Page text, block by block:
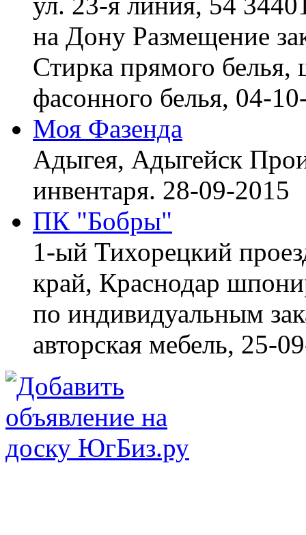
на Дону Размещение
Стирка прямого
фасонного белья, 04-
Моя Фазенда
Адыгея, Адыгейск
инвентаря. 28-09-2015
ПК "Бобры"
1-ый Тихорецкий
край, Краснодар
по индивидуальным
авторская мебель, 25-